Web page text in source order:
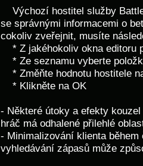
Výchozí hostitel služby
se správnými informacemi o
cokoliv zveřejnit, musíte
* Z jakéhokoliv okna editoru
* Ze seznamu vyberte
* Změňte hodnotu hostitele
* Klikněte na OK
- Některé útoky a efekty
hráč má odhalené přilehlé
- Minimalizování klienta
vyhledávání zápasů může